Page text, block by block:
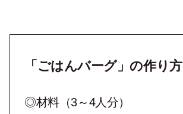
「ごはんバーグ」の作り方
◎材料（3～4人分）